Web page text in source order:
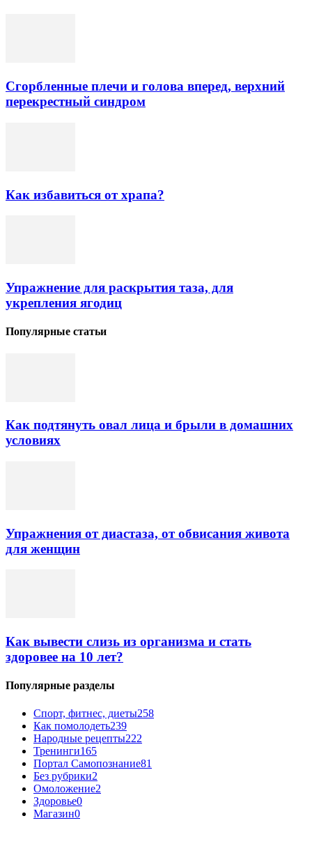
Сгорбленные плечи и голова вперед, верхний
перекрестный синдром
Как избавиться от храпа?
Упражнение для раскрытия таза, для
укрепления ягодиц
Популярные статьи
Как подтянуть овал лица и брыли в домашних
условиях
Упражнения от диастаза, от обвисания живота
для женщин
Как вывести слизь из организма и стать
здоровее на 10 лет?
Популярные разделы
Спорт, фитнес, диеты258
Как помолодеть239
Народные рецепты222
Тренинги165
Портал Самопознание81
Без рубрики2
Омоложение2
Здоровье0
Магазин0